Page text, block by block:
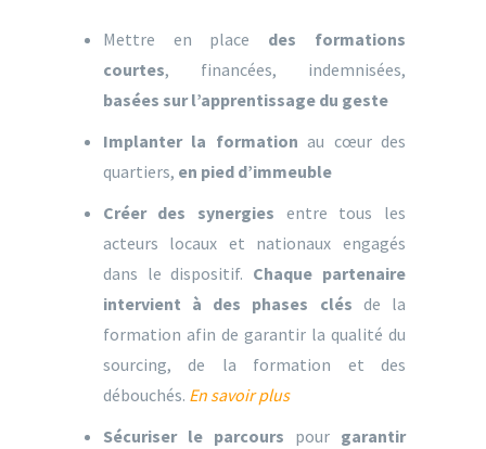
Mettre en place des formations
courtes, financées, indemnisées,
basées sur l’apprentissage du geste
Implanter la formation au cœur des
quartiers, en pied d’immeuble
Créer des synergies entre tous les
acteurs locaux et nationaux engagés
dans le dispositif. Chaque partenaire
intervient à des phases clés de la
formation afin de garantir la qualité du
sourcing, de la formation et des
débouchés. En savoir plus
Sécuriser le parcours pour garantir